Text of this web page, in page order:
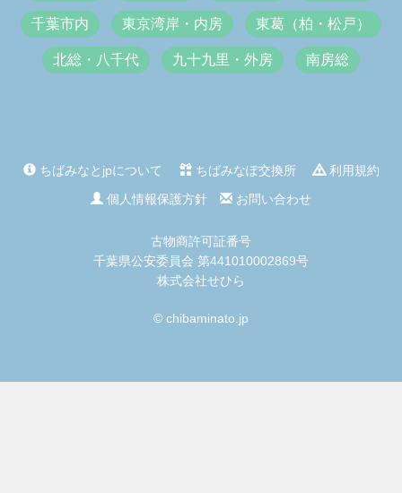
千葉市内 東京湾岸・内房 東葛（柏・松戸）
北総・八千代 九十九里・外房 南房総
ちばみなとjpについて ちばみなぽ交換所
利用規約
個人情報保護方針
お問い合わせ
古物商許可証番号
千葉県公安委員会 第441010002869号
株式会社せひら
© chibaminato.jp